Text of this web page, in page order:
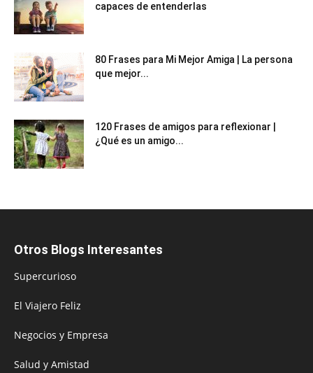
capaces de entenderlas
80 Frases para Mi Mejor Amiga | La persona
que mejor...
120 Frases de amigos para reflexionar |
¿Qué es un amigo...
Otros Blogs Interesantes
Supercurioso
El Viajero Feliz
Negocios y Empresa
Salud y Amistad